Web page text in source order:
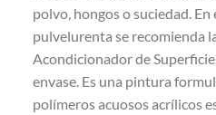
polvo, hongos o suciedad.
pulvelurenta se recomienda
Acondicionador de
envase. Es una pintura
polímeros acuosos acrílicos